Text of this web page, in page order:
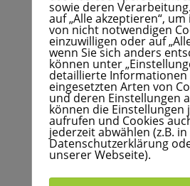
zu deiner Musikalität öffnet.
Ranvita und Christoph sind
Taketina-Team seit über 15
gemeinsam unterwegs und
wechselnder Leitung auf den
Rhythmusreisen begleiten.
Zeit: Mittwochs 19 – 21 h,
28.8./4.9./18.9./30.10./13.11./
Ort: Tajet Garden, Alteburger
sowie deren
auf „Alle akzeptieren“,
von nicht notwendigen
einzuwilligen oder auf
wenn Sie sich anders
können unter
detaillierte Informationen
eingesetzten Arten von
und deren Einstellungen
können die Einstellungen
aufrufen und Cookies
jederzeit abwählen (z.B.
Datenschutzerklärung
unserer Webseite).